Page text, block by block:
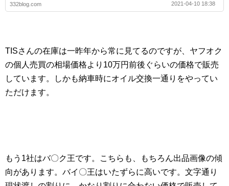
332blog.com 2021-04-10 18:38
TISさんの在庫は一昨年から常に見てるのですが、ヤフオク
の個人売買の相場価格より10万円前後ぐらいの価格で販売
しています。しかも納車時にオイル交換一通りをやってい
ただけます。
もう1社はバ〇ク王です。こちらも、もちろん出品画像の傾
向があります。バイ〇王はいたずらに高いです。文字通り